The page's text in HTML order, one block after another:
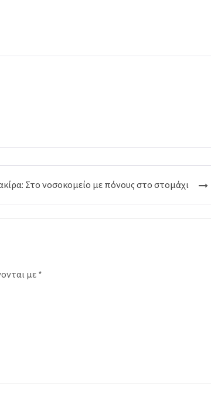
Στο νοσοκομείο με πόνους στο στομάχι
με *